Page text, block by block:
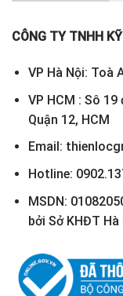
CÔNG TY TNHH
VP Hà Nội: Toà
VP HCM : Sô
Quận 12, HCM
Email:
Hotline:
MSDN:
bởi Sở KHĐT